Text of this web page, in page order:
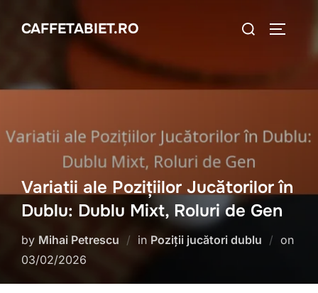
CAFFETABIET.RO
Search
Variatii ale Pozițiilor Jucătorilor în
Dublu: Dublu Mixt, Roluri de Gen
by Mihai Petrescu in Poziții jucători dublu
on
Posted
03/02/2026